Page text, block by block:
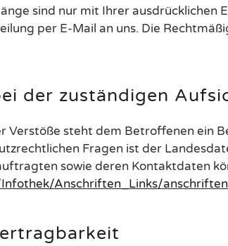
sind nur mit Ihrer ausdrücklichen
per E-Mail an uns. Die
der zuständigen
Verstöße steht dem Betroffenen ein
Fragen ist der
sowie deren Kontaktdaten
Anschriften_Links/